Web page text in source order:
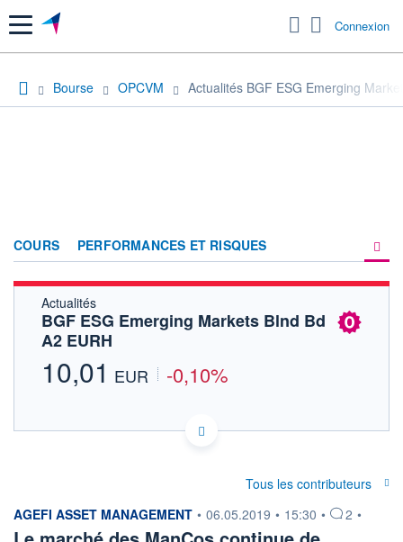
Menu Connexion
Bourse OPCVM Actualités BGF ESG Emerging
COURS PERFORMANCES ET RISQUES
FORUM
Actualités
BGF ESG Emerging Markets Blnd Bd
A2 EURH
10,01 EUR -0,10%
LU1817795781 - BlackRock (Luxembourg) SA
10,5
Tous les contributeurs
information fournie par
AGEFI ASSET MANAGEMENT • 06.05.2019 • 15:30 • 2 •